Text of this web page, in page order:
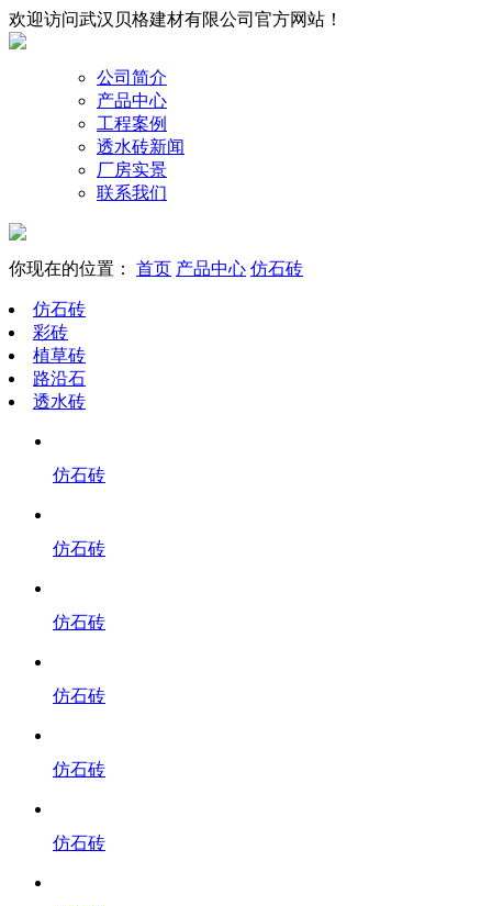
欢迎访问武汉贝格建材有限公司官方网站！
公司简介
产品中心
工程案例
透水砖新闻
厂房实景
联系我们
你现在的位置： 首页 产品中心 仿石砖
仿石砖
彩砖
植草砖
路沿石
透水砖
仿石砖
仿石砖
仿石砖
仿石砖
仿石砖
仿石砖